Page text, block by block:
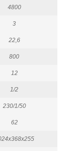
4800
3
22,6
800
12
1/2
230/1/50
62